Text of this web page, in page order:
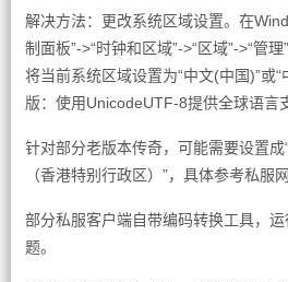
解决方法：更改系统区域设置。在
制面板”->“时钟和区域”->“区域”->“管理
将当前系统区域设置为“中文(中国)”或“
版：使用UnicodeUTF-8提供全球语言
针对部分老版本传奇，可能需要设置成
（香港特别行政区）”，具体参考私服
部分私服客户端自带编码转换工具，
题。